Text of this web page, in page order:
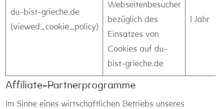
du-bist-grieche.de
(viewed_cookie_policy)
Webseitenbesucher
bezüglich des
Einsatzes von
Cookies auf du-
bist-grieche.de
1 Jahr
Affiliate-Partnerprogramme
Im Sinne eines wirtschaftlichen Betriebs unseres